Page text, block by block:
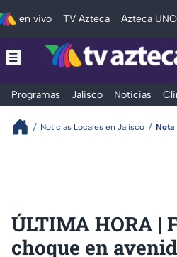
en vivo TV Azteca Azteca UNO
Programas Jalisco Noticias
Noticias Locales en Jalisco Nota
ÚLTIMA HORA |
choque en